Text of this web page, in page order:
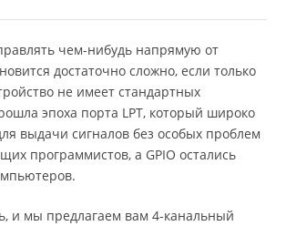
чем-нибудь напрямую от
достаточно сложно, если только
не имеет стандартных
эпоха порта LPT, который широко
выдачи сигналов без особых проблем
программистов, а GPIO остались
и мы предлагаем вам 4-канальный